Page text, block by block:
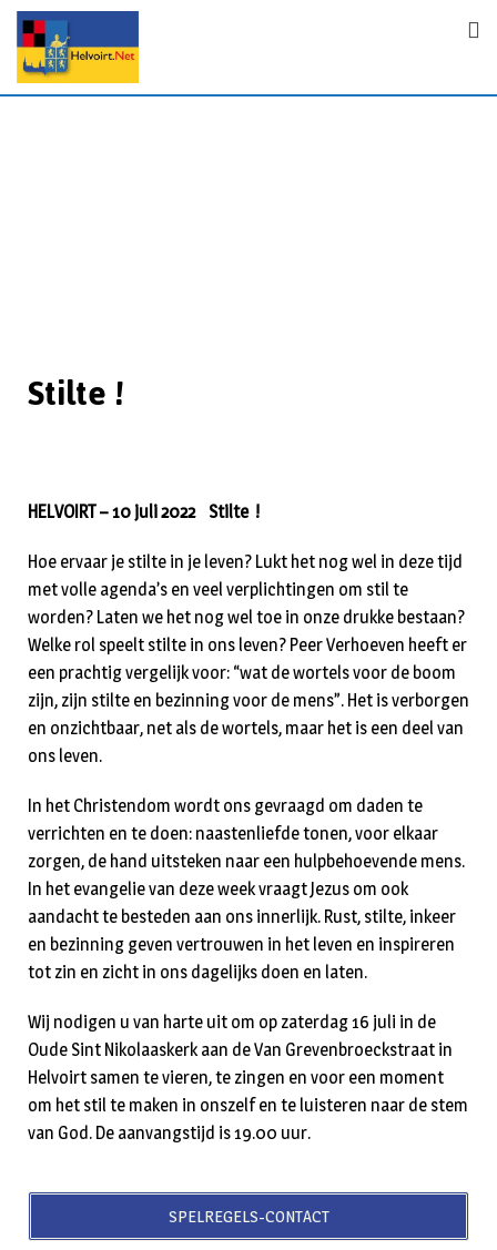
Stilte !
HELVOIRT – 10 juli 2022 Stilte !
Hoe ervaar je stilte in je leven? Lukt het nog wel in deze tijd
met volle agenda’s en veel verplichtingen om stil te
worden? Laten we het nog wel toe in onze drukke bestaan?
Welke rol speelt stilte in ons leven? Peer Verhoeven heeft er
een prachtig vergelijk voor: “wat de wortels voor de boom
zijn, zijn stilte en bezinning voor de mens”. Het is verborgen
en onzichtbaar, net als de wortels, maar het is een deel van
ons leven.
In het Christendom wordt ons gevraagd om daden te
verrichten en te doen: naastenliefde tonen, voor elkaar
zorgen, de hand uitsteken naar een hulpbehoevende mens.
In het evangelie van deze week vraagt Jezus om ook
aandacht te besteden aan ons innerlijk. Rust, stilte, inkeer
en bezinning geven vertrouwen in het leven en inspireren
tot zin en zicht in ons dagelijks doen en laten.
Wij nodigen u van harte uit om op zaterdag 16 juli in de
Oude Sint Nikolaaskerk aan de Van Grevenbroeckstraat in
Helvoirt samen te vieren, te zingen en voor een moment
om het stil te maken in onszelf en te luisteren naar de stem
van God. De aanvangstijd is 19.00 uur.
SPELREGELS-CONTACT